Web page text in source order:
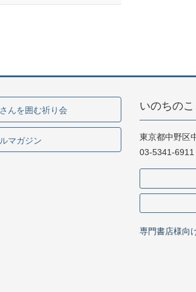
んを囲む祈り会
マガジン
いのちの
東京都中野区
03-5341-6911
専門書店様向